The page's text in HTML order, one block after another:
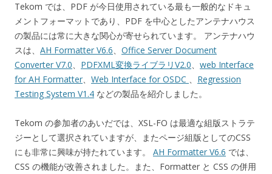
Tekom では、PDF が今日使用されている最も一般的なドキュ
メントフォーマットであり、PDF を中心としたアンテナハウス
の製品には常に大きな関心が寄せられています。 アンテナハウ
スは、 AH Formatter V6.6、 Office Server Document
Converter V7.0、 PDFXML変換ライブラリV2.0、 web Interface
for AH Formatter、 Web Interface for OSDC 、 Regression
Testing System V1.4 などの製品を紹介しました。
Tekom の参加者のあいだでは、XSL-FO は最適な組版ストラテ
ジーとして選択されていますが、またページ組版としてのCSS
にも非常に興味が持たれています。 AH Formatter V6.6 では、
CSS の機能が改善されました。また、Formatter と CSS の併用